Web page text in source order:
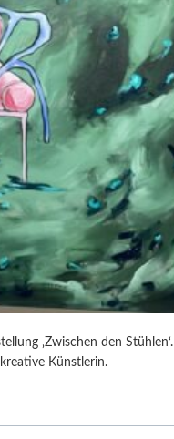
‚Zwischen den Stühlen‘.
Künstlerin.